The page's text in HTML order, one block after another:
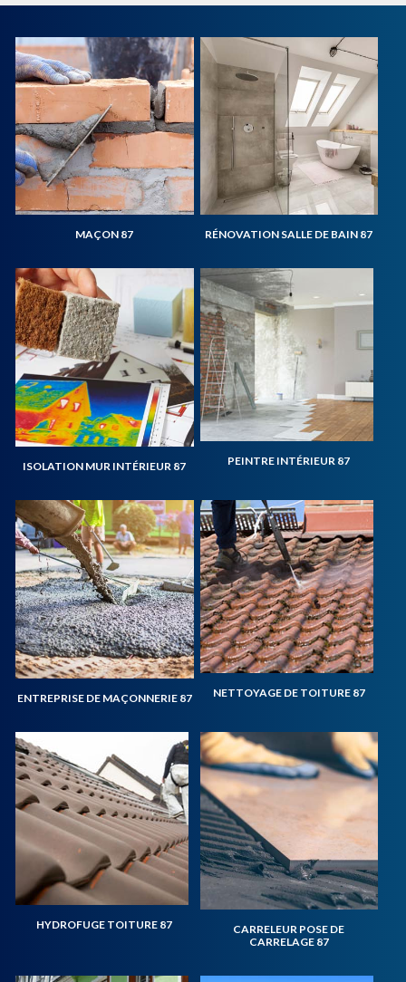
MAÇON 87 RÉNOVATION SALLE DE BAIN 87
ISOLATION MUR INTÉRIEUR 87 PEINTRE INTÉRIEUR 87
ENTREPRISE DE MAÇONNERIE 87 NETTOYAGE DE TOITURE 87
HYDROFUGE TOITURE 87
CARRELEUR POSE DE
CARRELAGE 87